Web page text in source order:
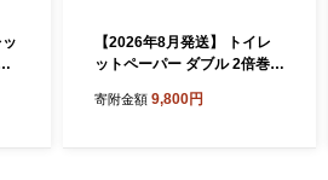
【2026年8月発送】 トイレ
ットペーパー ダブル 2倍巻き
ル 96ロール相当 無香料 備蓄
寄附金額 9,800円